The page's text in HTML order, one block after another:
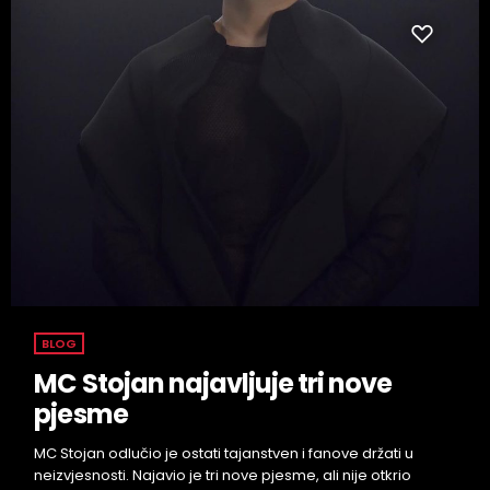
BLOG
MC Stojan najavljuje tri nove
pjesme
MC Stojan odlučio je ostati tajanstven i fanove držati u
neizvjesnosti. Najavio je tri nove pjesme, ali nije otkrio